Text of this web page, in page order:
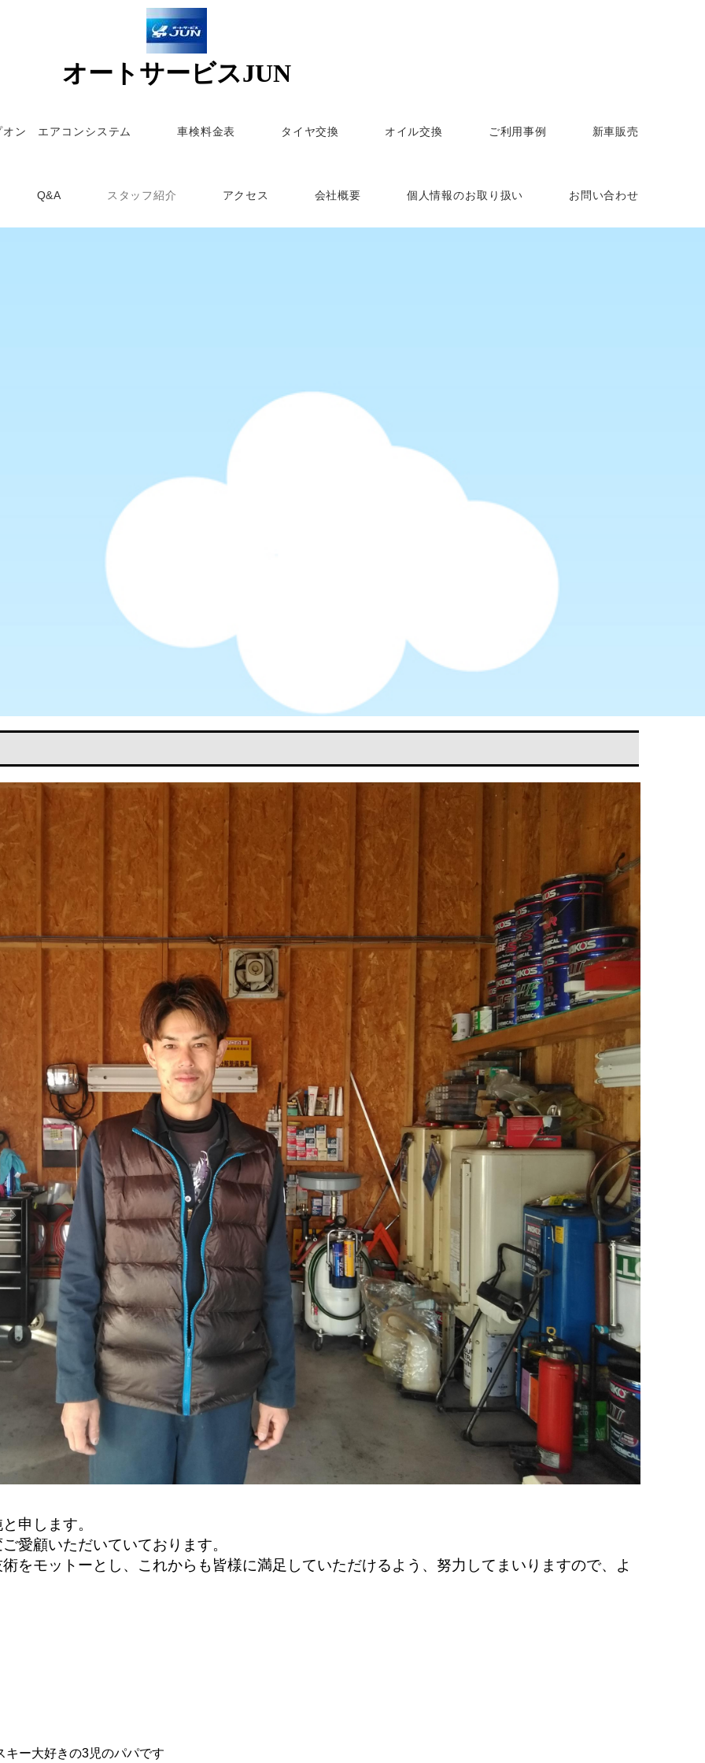
オートサービスJUN
オン エアコンシステム 車検料金表 タイヤ交換 オイル交換 ご利用事例 新車販売
Q&A スタッフ紹介 アクセス 会社概要 個人情報のお取り扱い お問い合わせ
申します。
愛顧いただいていております。
をモットーとし、これからも皆様に満足していただけるよう、努力してまいりますので、よ
児のパパです